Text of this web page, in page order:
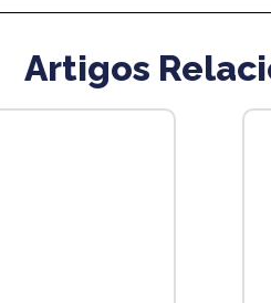
Artigos